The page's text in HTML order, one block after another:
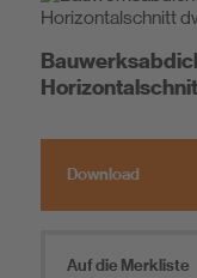
Download
Auf die Merkliste